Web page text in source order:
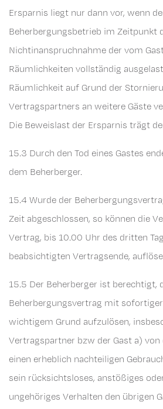
Ersparnis liegt nur dann vor, wenn
Beherbergungsbetrieb im Zeitpunkt
Nichtinanspruchnahme der vom
Räumlichkeiten vollständig
Räumlichkeit auf Grund der
Vertragspartners an weitere Gäste
Die Beweislast der Ersparnis trägt
15.3 Durch den Tod eines Gastes
dem Beherberger.
15.4 Wurde der
Zeit abgeschlossen, so können die
Vertrag, bis 10.00 Uhr des dritten
beabsichtigten Vertragsende,
15.5 Der Beherberger ist berechtigt,
Beherbergungsvertrag mit
wichtigem Grund aufzulösen,
Vertragspartner bzw der Gast a)
einen erheblich nachteiligen
sein rücksichtsloses, anstößiges
ungehöriges Verhalten den übrigen